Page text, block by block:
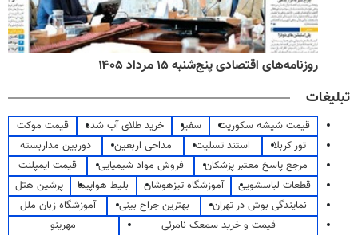
روزنامه‌های اقتصادی پنج‌شنبه ۱۵ مرداد ۱۴۰۵
تبلیغات
قیمت شیشه سکوریت سفیر خرید طلای آب شده
قیمت موکت
تور کربلا
استند تسلیت مداحی اربعین
دوربین مداربسته
مرجع پاسخ معتبر پزشکان
فروش مواد شیمیایی
قیمت ایمپلنت
قطعات لباسشویی
آموزشگاه تیزهوشان بلیط هواپیما
پرشین هتل
نمایندگی بوش در تهران
بهترین جراح بینی
آموزشگاه زبان ملل
قیمت و خرید سمعک نامرئی
مهرینو